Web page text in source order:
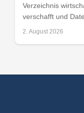
Verzeichnis
verschafft und
2. August 2026